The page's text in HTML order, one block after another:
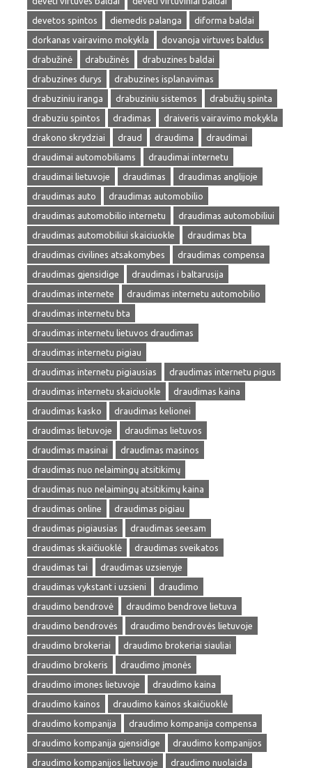
devetos spintos
diemedis palanga
diforma baldai
dorkanas vairavimo mokykla
dovanoja virtuves baldus
drabužinė
drabužinės
drabuzines baldai
drabuzines durys
drabuzines isplanavimas
drabuziniu iranga
drabuziniu sistemos
drabužių spinta
drabuziu spintos
dradimas
draiveris vairavimo mokykla
drakono skrydziai
draud draudima
draudimai
draudimai automobiliams
draudimai internetu
draudimai lietuvoje
draudimas
draudimas anglijoje
draudimas auto
draudimas automobilio
draudimas automobilio internetu
draudimas automobiliui
draudimas automobiliui skaiciuokle
draudimas bta
draudimas civilines atsakomybes
draudimas compensa
draudimas gjensidige
draudimas i baltarusija
draudimas internete
draudimas internetu automobilio
draudimas internetu bta
draudimas internetu lietuvos draudimas
draudimas internetu pigiau
draudimas internetu pigiausias
draudimas internetu pigus
draudimas internetu skaiciuokle
draudimas kaina
draudimas kasko
draudimas kelionei
draudimas lietuvoje
draudimas lietuvos
draudimas masinai
draudimas masinos
draudimas nuo nelaimingų atsitikimų
draudimas nuo nelaimingų atsitikimų kaina
draudimas online
draudimas pigiau
draudimas pigiausias
draudimas seesam
draudimas skaičiuoklė
draudimas sveikatos
draudimas tai
draudimas uzsienyje
draudimas vykstant i uzsieni
draudimo
draudimo bendrovė
draudimo bendrove lietuva
draudimo bendrovės
draudimo bendrovės lietuvoje
draudimo brokeriai
draudimo brokeriai siauliai
draudimo brokeris
draudimo įmonės
draudimo imones lietuvoje
draudimo kaina
draudimo kainos
draudimo kainos skaičiuoklė
draudimo kompanija
draudimo kompanija compensa
draudimo kompanija gjensidige
draudimo kompanijos
draudimo kompanijos lietuvoje
draudimo nuolaida